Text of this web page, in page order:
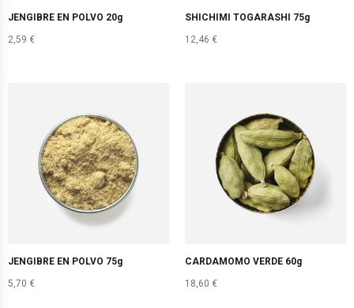
JENGIBRE EN POLVO 20g
2,59 €
SHICHIMI TOGARASHI 75g
12,46 €
JENGIBRE EN POLVO 75g
5,70 €
CARDAMOMO VERDE 60g
18,60 €